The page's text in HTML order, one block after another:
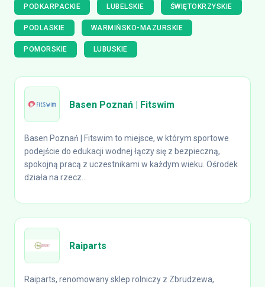
PODKARPACKIE LUBELSKIE ŚWIĘTOKRZYSKIE
PODLASKIE WARMIŃSKO-MAZURSKIE
POMORSKIE LUBUSKIE
Basen Poznań | Fitswim
Basen Poznań | Fitswim to miejsce, w którym sportowe
podejście do edukacji wodnej łączy się z bezpieczną,
spokojną pracą z uczestnikami w każdym wieku. Ośrodek
działa na rzecz...
Raiparts
Raiparts, renomowany sklep rolniczy z Zbrudzewa,